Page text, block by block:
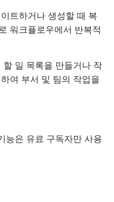
트하거나 생성할 때 복
워크플로우에서 반복적
할 일 목록을 만들거나 작
여 부서 및 팀의 작업을
능은 유료 구독자만 사용